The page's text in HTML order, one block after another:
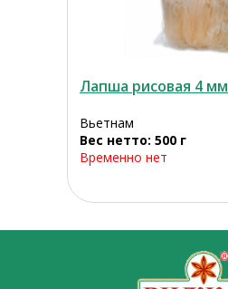
Лапша рисовая 4 мм
Вьетнам
Вес нетто: 500 г
Временно нет